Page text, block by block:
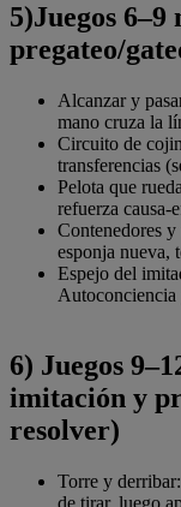
5)Juegos
pregateo/
Alcanzar y
mano cruza la
Circuito de
transferencias
Pelota que
refuerza causa-
Contenedores y
esponja nueva,
Espejo del
Autoconciencia
6) Juegos
imitación y
resolver)
Torre y